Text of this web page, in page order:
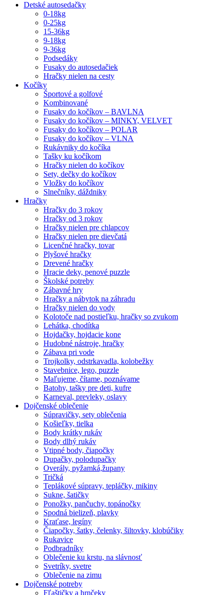
Detské autosedačky
0-18kg
0-25kg
15-36kg
9-18kg
9-36kg
Podsedáky
Fusaky do autosedačiek
Hračky nielen na cesty
Kočíky
Športové a golfové
Kombinované
Fusaky do kočíkov – BAVLNA
Fusaky do kočíkov – MINKY, VELVET
Fusaky do kočíkov – POLAR
Fusaky do kočíkov – VLNA
Rukávniky do kočíka
Tašky ku kočíkom
Hračky nielen do kočíkov
Sety, dečky do kočíkov
Vložky do kočíkov
Slnečníky, dáždniky
Hračky
Hračky do 3 rokov
Hračky od 3 rokov
Hračky nielen pre chlapcov
Hračky nielen pre dievčatá
Licenčné hračky, tovar
Plyšové hračky
Drevené hračky
Hracie deky, penové puzzle
Školské potreby
Zábavné hry
Hračky a nábytok na záhradu
Hračky nielen do vody
Kolotoče nad postieľku, hračky so zvukom
Lehátka, chodítka
Hojdačky, hojdacie kone
Hudobné nástroje, hračky
Zábava pri vode
Trojkolky, odstrkavadla, kolobežky
Stavebnice, lego, puzzle
Maľujeme, čítame, poznávame
Batohy, tašky pre deti, kufre
Karneval, prevleky, oslavy
Dojčenské oblečenie
Súpravičky, sety oblečenia
Košieľky, tielka
Body krátky rukáv
Body dlhý rukáv
Vtipné body, čiapočky
Dupačky, polodupačky
Overály, pyžamká,župany
Tričká
Teplákové súpravy, tepláčky, mikiny
Sukne, šatičky
Ponožky, pančuchy, topánočky
Spodná bielizeň, plavky
Kraťase, legíny
Čiapočky, šatky, čelenky, šiltovky, klobúčiky
Rukavice
Podbradníky
Oblečenie ku krstu, na slávnosť
Svetríky, svetre
Oblečenie na zimu
Dojčenské potreby
Fľaštičky a hrnčeky